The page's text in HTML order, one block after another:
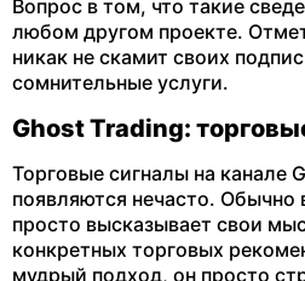
Вопрос в том, что такие
любом другом проекте.
никак не скамит своих
сомнительные услуги.
Ghost Trading:
Торговые сигналы на канале
появляются нечасто. Обычно
просто высказывает свои
конкретных торговых
мудрый подход, он просто